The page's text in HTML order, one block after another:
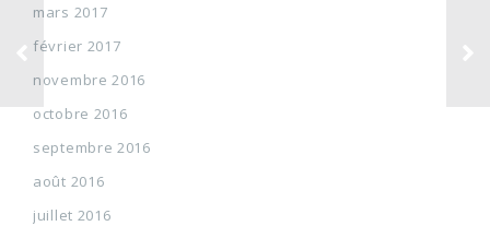
mars 2017
février 2017
novembre 2016
octobre 2016
septembre 2016
août 2016
juillet 2016